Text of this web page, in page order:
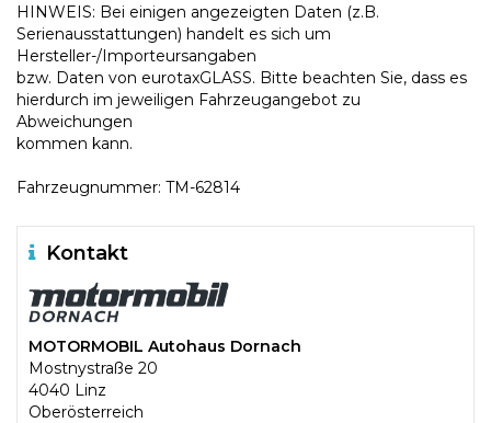
HINWEIS: Bei einigen angezeigten Daten (z.B.
Serienausstattungen) handelt es sich um
Hersteller-/Importeursangaben
bzw. Daten von eurotaxGLASS. Bitte beachten Sie, dass es
hierdurch im jeweiligen Fahrzeugangebot zu
Abweichungen
kommen kann.
Fahrzeugnummer: TM-62814
Kontakt
MOTORMOBIL Autohaus Dornach
Mostnystraße 20
4040 Linz
Oberösterreich